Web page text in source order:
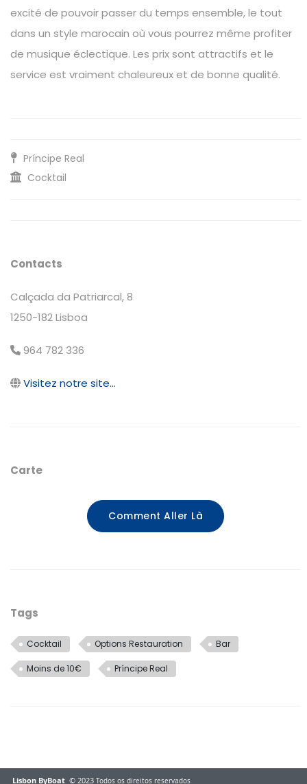
excité de pouvoir passer du temps ensemble, le tout
dans un style marocain où vous pourrez même profiter
de musique éclectique. Les prix sont attractifs et le
service est vraiment chaleureux et de bonne qualité.
Príncipe Real
Cocktail
Contacts
Calçada da Patriarcal, 8
1250-182 Lisboa
964 782 336
Visitez notre site...
Carte
Comment Aller Là
Tags
Cocktail Options Restauration Bar
Moins de 10€ Príncipe Real
Lisbon ByBoat © 2023 Todos os direitos reservados